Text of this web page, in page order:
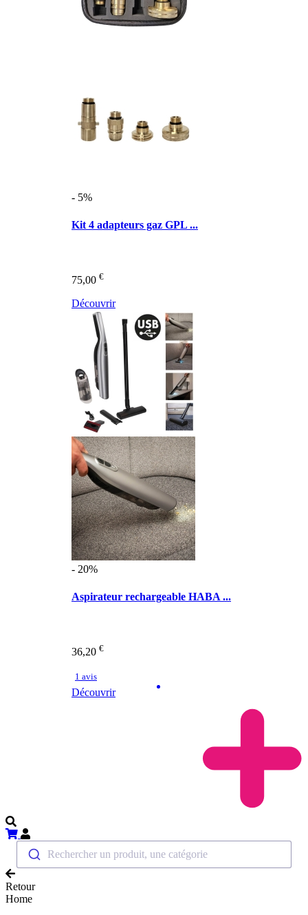
- 5%
Kit 4 adapteurs gaz GPL ...
75,00 €
Découvrir
- 20%
Aspirateur rechargeable HABA ...
36,20 €
1 avis
Découvrir
Rechercher un produit, une catégorie
Retour
Home